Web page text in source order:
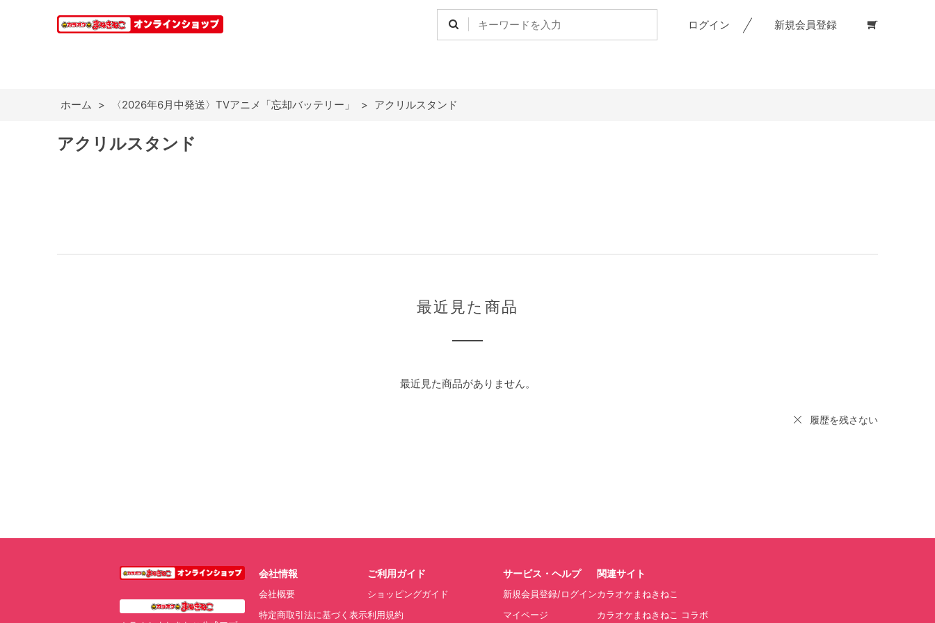
ログイン 新規会員登録
ホーム > 〈2026年6月中発送〉TVアニメ「忘却バッテリー」 > アクリルスタンド
アクリルスタンド
最近見た商品
最近見た商品がありません。
履歴を残さない
会社情報
会社概要
特定商取引法に基づく表示
ご利用ガイド
ショッピングガイド
利用規約
サービス・ヘルプ
新規会員登録/ログイン
マイページ
関連サイト
カラオケまねきねこ
カラオケまねきねこ コラボ